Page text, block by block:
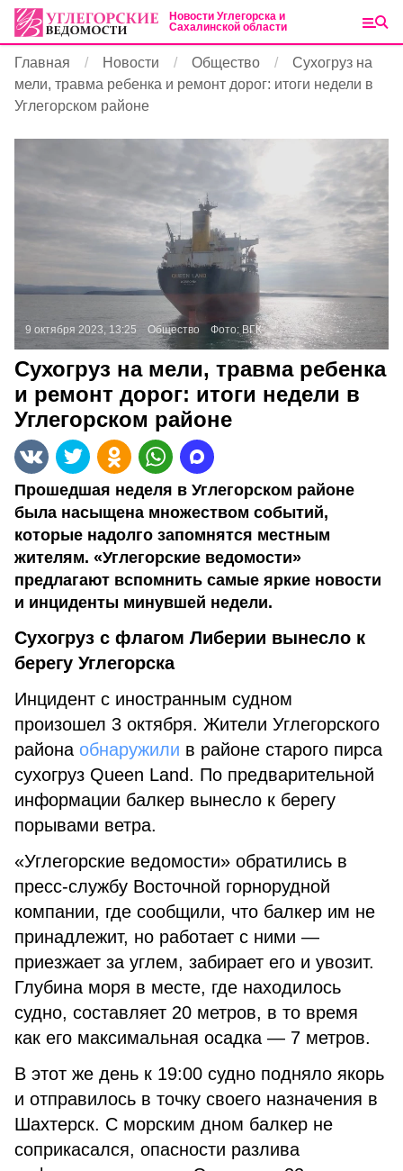
Новости Углегорска и
Сахалинской области
Главная Новости Общество
Сухогруз на
мели, травма ребенка и ремонт дорог: итоги недели в
Углегорском районе
9 октября 2023, 13:25 Общество Фото: ВГК
Сухогруз на мели, травма ребенка
и ремонт дорог: итоги недели в
Углегорском районе
Прошедшая неделя в Углегорском районе
была насыщена множеством событий,
которые надолго запомнятся местным
жителям. «Углегорские ведомости»
предлагают вспомнить самые яркие новости
и инциденты минувшей недели.
Сухогруз с флагом Либерии вынесло к
берегу Углегорска
Инцидент с иностранным судном
произошел 3 октября. Жители Углегорского
района обнаружили в районе старого пирса
сухогруз Queen Land. По предварительной
информации балкер вынесло к берегу
порывами ветра.
«Углегорские ведомости» обратились в
пресс-службу Восточной горнорудной
компании, где сообщили, что балкер им не
принадлежит, но работает с ними —
приезжает за углем, забирает его и увозит.
Глубина моря в месте, где находилось
судно, составляет 20 метров, в то время
как его максимальная осадка — 7 метров.
В этот же день к 19:00 судно подняло якорь
и отправилось в точку своего назначения в
Шахтерск. С морским дном балкер не
соприкасался, опасности разлива